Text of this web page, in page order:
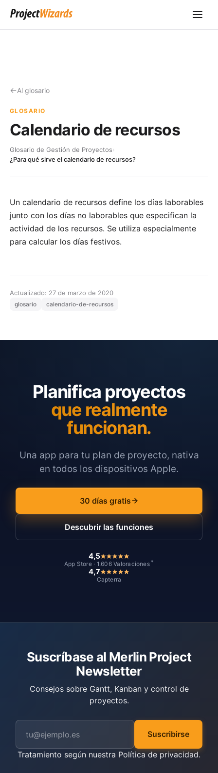
Al glosario
GLOSARIO
Calendario de recursos
Glosario de Gestión de Proyectos›
¿Para qué sirve el calendario de recursos?
Un calendario de recursos define los días laborables
junto con los días no laborables que especifican la
actividad de los recursos. Se utiliza especialmente
para calcular los días festivos.
Actualizado: 27 de marzo de 2020
glosario calendario-de-recursos
Planifica proyectos
que realmente
funcionan.
Una app para tu plan de proyecto, nativa
en todos los dispositivos Apple.
30 días gratis
Descubrir las funciones
4,5
App Store · 1.606 Valoraciones *
4,7
Capterra
Suscríbase al Merlin Project
Newsletter
Consejos sobre Gantt, Kanban y control de
proyectos.
Suscribirse
Tratamiento según nuestra Política de privacidad.